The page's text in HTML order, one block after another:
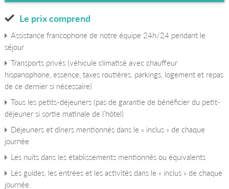
Le prix comprend
Assistance francophone de notre équipe 24h/24 pendant le
séjour
Transports privés (véhicule climatisé avec chauffeur
hispanophone, essence, taxes routières, parkings, logement et repas
de ce dernier si nécessaire)
Tous les petits-déjeuners (pas de garantie de bénéficier du petit-
déjeuner si sortie matinale de l’hôtel)
Déjeuners et dîners mentionnés dans le « inclus » de chaque
journée
Les nuits dans les établissements mentionnés ou équivalents
Les guides, les entrées et les activités dans le « inclus » de chaque
journée.